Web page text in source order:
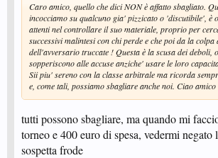
Caro amico, quello che dici NON è affatto sbagliato.
incocciamo su qualcuno gia' pizzicato o 'discutibile', è
attenti nel controllare il suo materiale, proprio per
successivi malintesi con chi perde e che poi da la colpa
dell'avversario truccate ! Questa è la scusa dei deboli,
sopperiscono alle accuse anziche' usare le loro
Sii piu' sereno con la classe arbitrale ma ricorda
e, come tali, possiamo sbagliare anche noi. Ciao amico
tutti possono sbagliare, ma quando mi
torneo e 400 euro di spesa, vedermi negato
sospetta frode